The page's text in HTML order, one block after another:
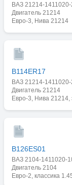
ВАЗ 21214-
Двигатель 21214
Евро-3, Нива 21214
B114ER17
ВАЗ 21214-
Двигатель 21214
Евро-3, Нива 21214,
B126ES01
ВАЗ 2104-1411020-
Двигатель 2104
Евро-2, классика